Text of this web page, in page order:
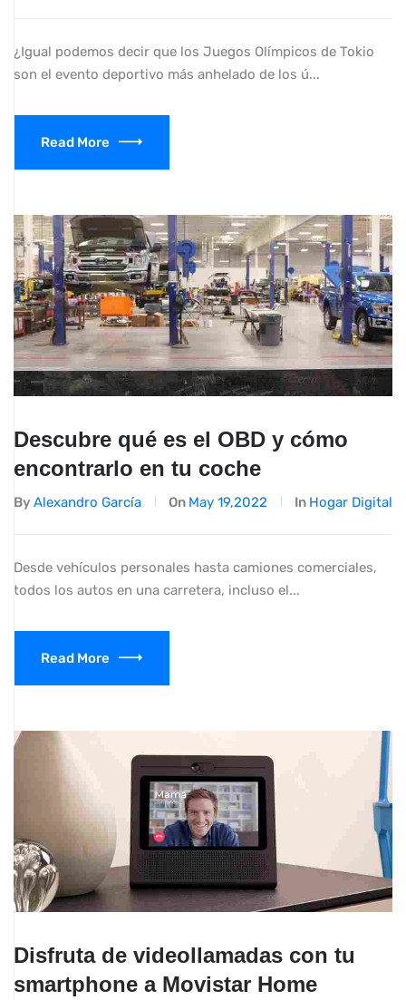
¿Igual podemos decir que los Juegos Olímpicos de Tokio
son el evento deportivo más anhelado de los ú...
Read More
Descubre qué es el OBD y cómo
encontrarlo en tu coche
By Alexandro García On May 19,2022 In Hogar Digital
Desde vehículos personales hasta camiones comerciales,
todos los autos en una carretera, incluso el...
Read More
Disfruta de videollamadas con tu
smartphone a Movistar Home